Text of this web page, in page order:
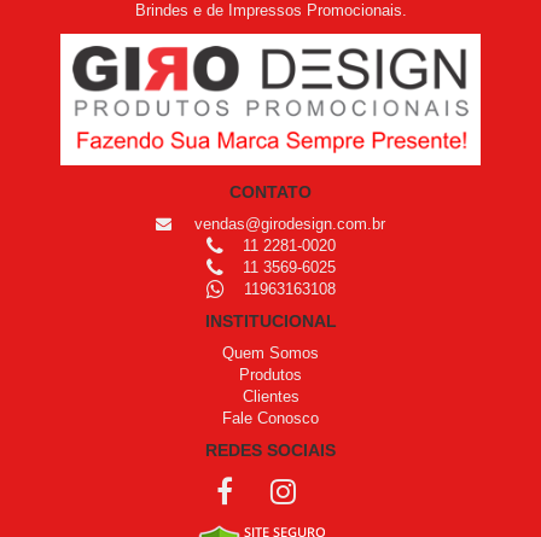
Brindes e de Impressos Promocionais.
CONTATO
vendas@girodesign.com.br
11 2281-0020
11 3569-6025
11963163108
INSTITUCIONAL
Quem Somos
Produtos
Clientes
Fale Conosco
REDES SOCIAIS